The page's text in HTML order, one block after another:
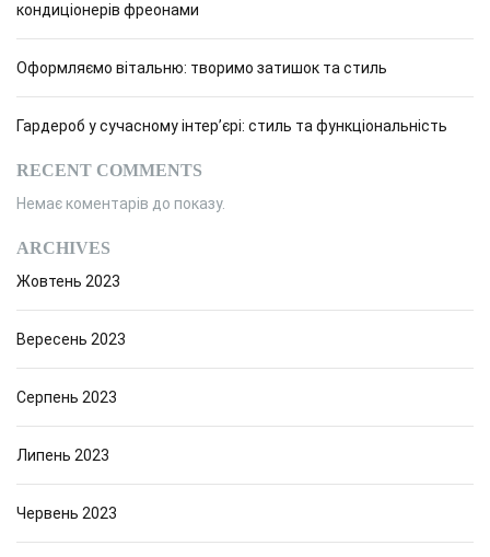
кондиціонерів фреонами
Оформляємо вітальню: творимо затишок та стиль
Гардероб у сучасному інтер’єрі: стиль та функціональність
RECENT COMMENTS
Немає коментарів до показу.
ARCHIVES
Жовтень 2023
Вересень 2023
Серпень 2023
Липень 2023
Червень 2023